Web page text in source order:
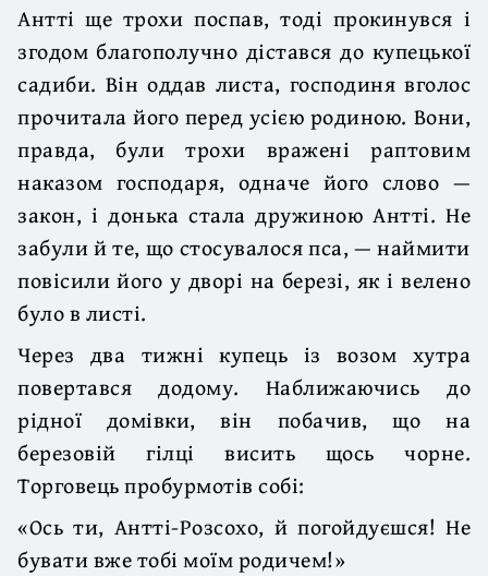
Антті ще трохи поспав, тоді прокинувся і
згодом благополучно дістався до купецької
садиби. Він оддав листа, господиня вголос
прочитала його перед усією родиною. Вони,
правда, були трохи вражені раптовим
наказом господа­ря, одначе його слово —
закон, і донька стала дружиною Антті. Не
забули й те, що стосувалося пса, — наймити
повісили його у дворі на березі, як і веле­но
було в листі.
Через два тижні купець із возом хутра
повертався додому. Набли­жаючись до
рідної домівки, він побачив, що на
березовій гілці висить щось чорне.
Торговець пробурмотів собі:
«Ось ти, Антті-Розсохо, й погойдуєшся! Не
бувати вже тобі моїм родичем!»